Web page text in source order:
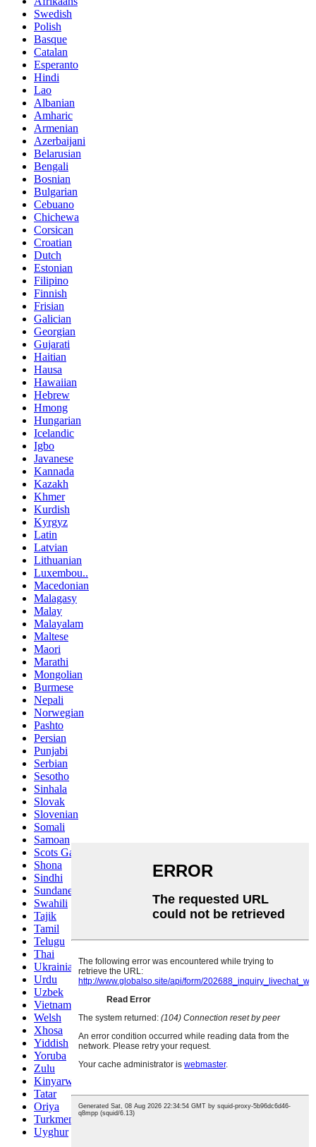
Swedish
Polish
Basque
Catalan
Esperanto
Hindi
Lao
Albanian
Amharic
Armenian
Azerbaijani
Belarusian
Bengali
Bosnian
Bulgarian
Cebuano
Chichewa
Corsican
Croatian
Dutch
Estonian
Filipino
Finnish
Frisian
Galician
Georgian
Gujarati
Haitian
Hausa
Hawaiian
Hebrew
Hmong
Hungarian
Icelandic
Igbo
Javanese
Kannada
Kazakh
Khmer
Kurdish
Kyrgyz
Latin
Latvian
Lithuanian
Luxembou..
Macedonian
Malagasy
Malay
Malayalam
Maltese
Maori
Marathi
Mongolian
Burmese
Nepali
Norwegian
Pashto
Persian
Punjabi
Serbian
Sesotho
Sinhala
Slovak
Slovenian
Somali
Samoan
Scots Gaelic
Shona
Sindhi
Sundanese
Swahili
Tajik
Tamil
Telugu
Thai
Ukrainian
Urdu
Uzbek
Vietnamese
Welsh
Xhosa
Yiddish
Yoruba
Zulu
Kinyarwanda
Tatar
Oriya
Turkmen
Uyghur